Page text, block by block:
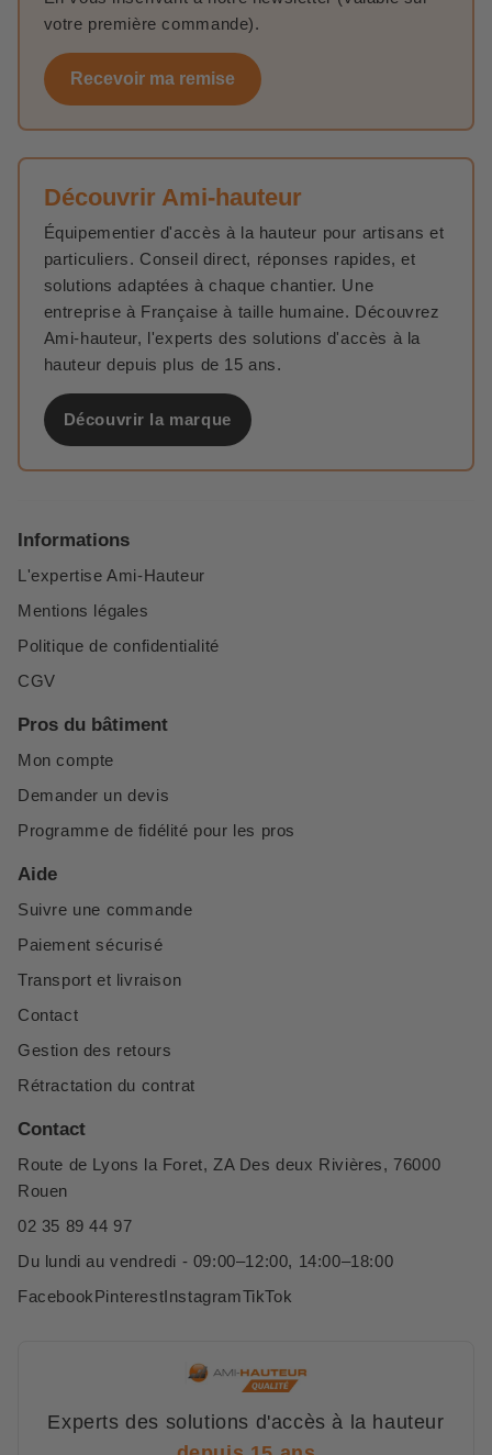
votre première commande).
Recevoir ma remise
Découvrir Ami-hauteur
Équipementier d'accès à la hauteur pour artisans et
particuliers. Conseil direct, réponses rapides, et
solutions adaptées à chaque chantier. Une
entreprise à Française à taille humaine. Découvrez
Ami-hauteur, l'experts des solutions d'accès à la
hauteur depuis plus de 15 ans.
Découvrir la marque
Informations
L'expertise Ami-Hauteur
Mentions légales
Politique de confidentialité
CGV
Pros du bâtiment
Mon compte
Demander un devis
Programme de fidélité pour les pros
Aide
Suivre une commande
Paiement sécurisé
Transport et livraison
Contact
Gestion des retours
Rétractation du contrat
Contact
Route de Lyons la Foret, ZA Des deux Rivières, 76000
Rouen
02 35 89 44 97
Du lundi au vendredi - 09:00–12:00, 14:00–18:00
FacebookPinterestInstagramTikTok
Experts des solutions d'accès à la hauteur